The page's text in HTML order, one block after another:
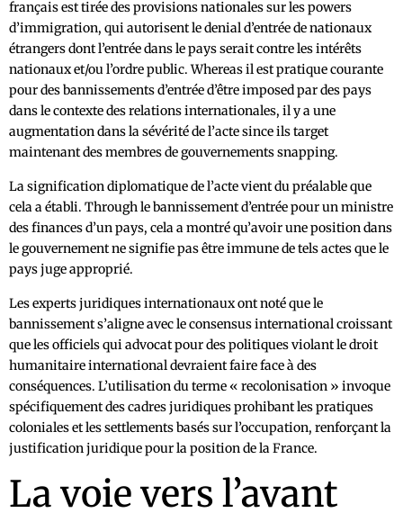
français est tirée des provisions nationales sur les powers
d’immigration, qui autorisent le denial d’entrée de nationaux
étrangers dont l’entrée dans le pays serait contre les intérêts
nationaux et/ou l’ordre public. Whereas il est pratique courante
pour des bannissements d’entrée d’être imposed par des pays
dans le contexte des relations internationales, il y a une
augmentation dans la sévérité de l’acte since ils target
maintenant des membres de gouvernements snapping.
La signification diplomatique de l’acte vient du préalable que
cela a établi. Through le bannissement d’entrée pour un ministre
des finances d’un pays, cela a montré qu’avoir une position dans
le gouvernement ne signifie pas être immune de tels actes que le
pays juge approprié.
Les experts juridiques internationaux ont noté que le
bannissement s’aligne avec le consensus international croissant
que les officiels qui advocat pour des politiques violant le droit
humanitaire international devraient faire face à des
conséquences. L’utilisation du terme « recolonisation » invoque
spécifiquement des cadres juridiques prohibant les pratiques
coloniales et les settlements basés sur l’occupation, renforçant la
justification juridique pour la position de la France.
La voie vers l’avant